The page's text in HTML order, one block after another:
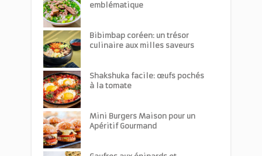
emblématique
Bibimbap coréen: un trésor
culinaire aux milles saveurs
Shakshuka facile: œufs pochés
à la tomate
Mini Burgers Maison pour un
Apéritif Gourmand